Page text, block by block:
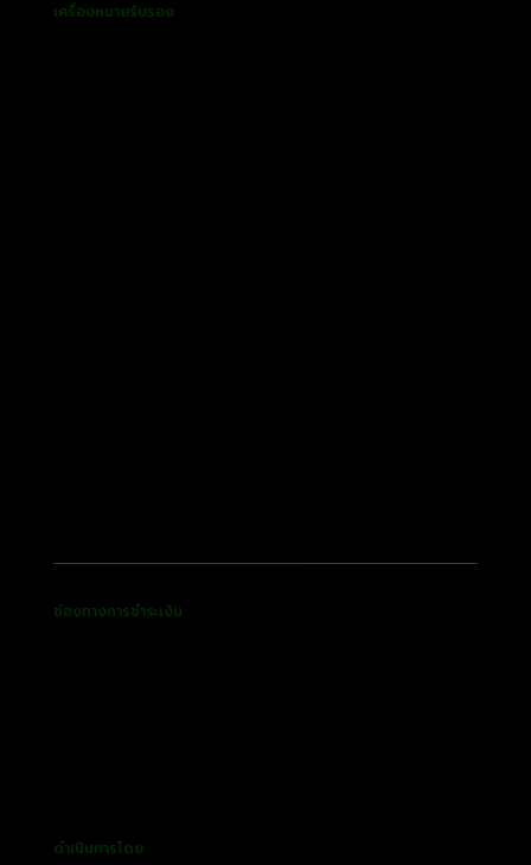
เครื่องหมายรับรอง
ช่องทางการชำระเงิน
ดำเนินการโดย